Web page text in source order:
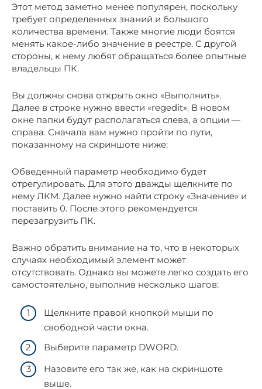
Этот метод заметно менее популярен, поскольку
требует определенных знаний и большого
количества времени. Также многие люди боятся
менять какое-либо значение в реестре. С другой
стороны, к нему любят обращаться более опытные
владельцы ПК.
Вы должны снова открыть окно «Выполнить».
Далее в строке нужно ввести «regedit». В новом
окне папки будут располагаться слева, а опции —
справа. Сначала вам нужно пройти по пути,
показанному на скриншоте ниже:
Обведенный параметр необходимо будет
отрегулировать. Для этого дважды щелкните по
нему ЛКМ. Далее нужно найти строку «Значение» и
поставить 0. После этого рекомендуется
перезагрузить ПК.
Важно обратить внимание на то, что в некоторых
случаях необходимый элемент может
отсутствовать. Однако вы можете легко создать его
самостоятельно, выполнив несколько шагов:
Щелкните правой кнопкой мыши по
свободной части окна.
Выберите параметр DWORD.
Назовите его так же, как на скриншоте
выше.